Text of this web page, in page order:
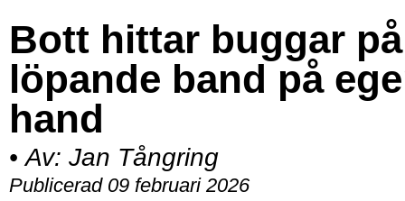
Bott hittar buggar på
löpande band på
hand
• Av: Jan Tångring
Publicerad 09 februari 2026